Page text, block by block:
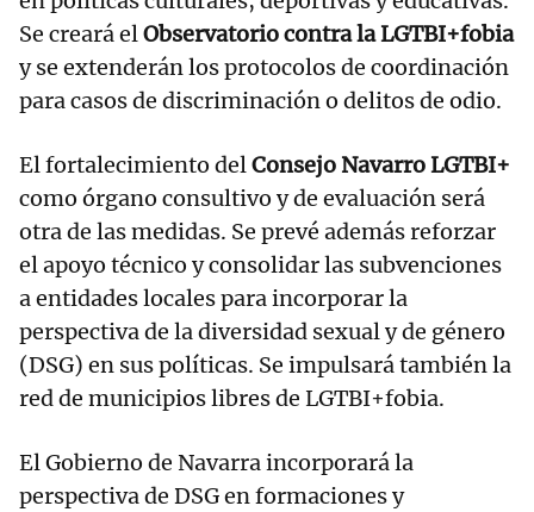
Se creará elObservatorio contra la LGTBI+fobia
y se extenderán los protocolos de coordinación
para casos de discriminación o delitos de odio.
El fortalecimiento delConsejo Navarro LGTBI+
como órgano consultivo y de evaluación será
otra de las medidas. Se prevé además reforzar
el apoyo técnico y consolidar las subvenciones
a entidades locales para incorporar la
perspectiva de la diversidad sexual y de género
(DSG) en sus políticas. Se impulsará también la
red de municipios libres de LGTBI+fobia.
El Gobierno de Navarra incorporará la
perspectiva de DSG en formaciones y